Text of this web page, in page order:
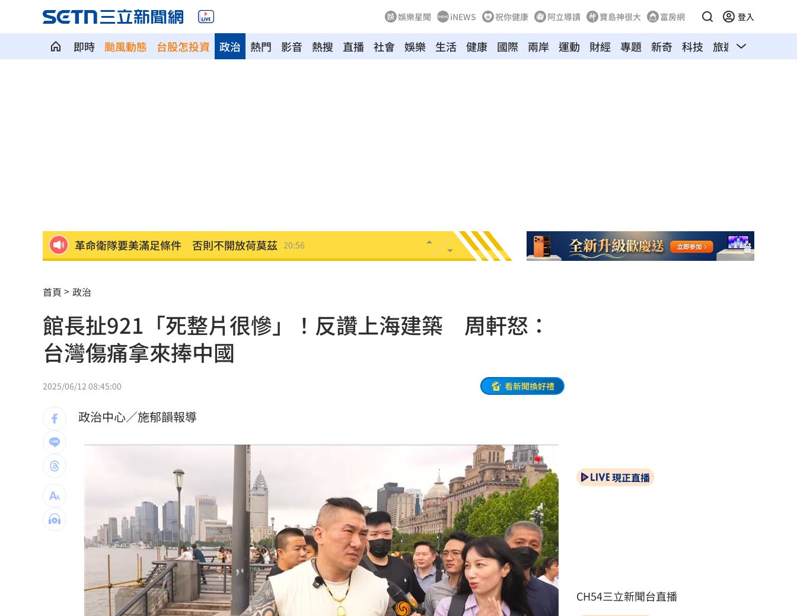
娛樂星聞 iNEWS 祝你健康 阿立導讀 寶島神很大 富房網 登入
即時 颱風動態 台股怎投資 熱門 影音 熱搜 直播
政治 社會 娛樂 生活 健康 國際 兩岸 運動 財經 專題 新奇 科技 旅遊 汽車
革命衛隊要美滿足條件 否則不開放荷莫茲 20:56
顧立雄視導第三作戰區 慰勉參演官兵辛勞
放雙手騎車喊手麻！騎士遭打臉仍判罰 20:48
夢幻跨團合體！SUMMER ANJELS重現BP神曲
新／女大生伴兒屍6日聲押...法官裁定請回
我駐日內瓦處長遭爆惡行 外交部啟動調查
SBS歌謠大戰驚見放送事故！3主持人齊卡住
清大校長續任秒出國選校長！高為元道歉了
影片曝光！台中囂張男揮刀還尿在警身上 20:24
AND2BLE、ALD1黑白對決！神級舞台炸全場 20:19
獨／再爆隨機攻擊？婦控外送員無故賞巴掌 20:14
產蛋量下降 本週「蛋價漲3元」 20:08
首頁 政治
館長扯921「死整片很慘」！反讚上海建築 周軒怒：
台灣傷痛拿來捧中國
2025/06/12 08:45:00 看新聞換好禮
政治中心／施郁韻報導
現正直播
CH54三立新聞台直播